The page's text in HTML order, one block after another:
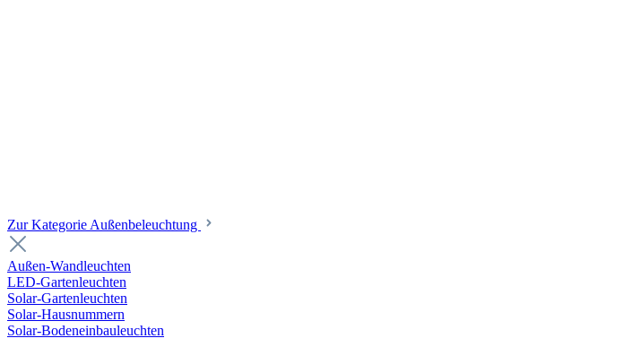
Zur Kategorie Außenbeleuchtung
Außen-Wandleuchten
LED-Gartenleuchten
Solar-Gartenleuchten
Solar-Hausnummern
Solar-Bodeneinbauleuchten